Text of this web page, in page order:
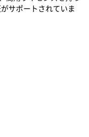
サポートされていま